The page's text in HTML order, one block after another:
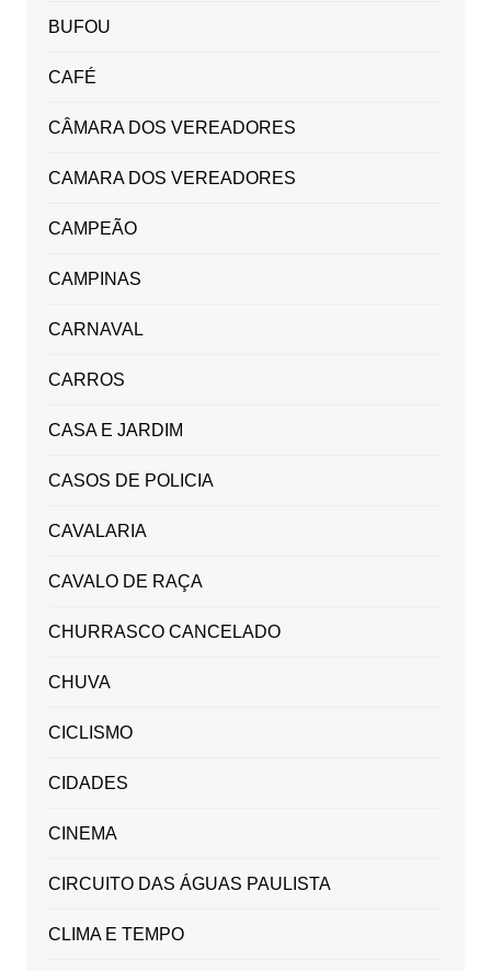
BUFOU
CAFÉ
CÂMARA DOS VEREADORES
CAMARA DOS VEREADORES
CAMPEÃO
CAMPINAS
CARNAVAL
CARROS
CASA E JARDIM
CASOS DE POLICIA
CAVALARIA
CAVALO DE RAÇA
CHURRASCO CANCELADO
CHUVA
CICLISMO
CIDADES
CINEMA
CIRCUITO DAS ÁGUAS PAULISTA
CLIMA E TEMPO